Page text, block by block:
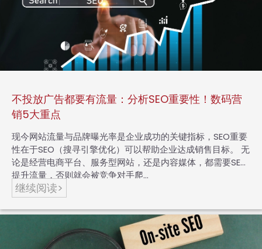
不投放广告都要有流量：分析SEO重要性！数码营
销5大重点
现今网站流量与品牌曝光率是企业成功的关键指标，SEO重要
性在于SEO（搜寻引擎优化）可以帮助企业达成销售目标。 无
论是经营电商平台、服务型网站，还是内容媒体，都需要SEO
提升流量，否则就会被竞争对手爬…
继续阅读>